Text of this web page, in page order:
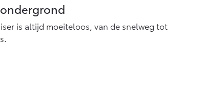
is altijd moeiteloos, van de snelweg tot